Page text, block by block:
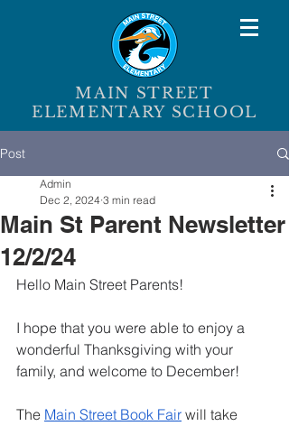
MAIN STREET
ELEMENTARY SCHOOL
Post
Main St Parent Newsletter
12/2/24
Admin
Dec 2, 2024 3 min read
Hello Main Street Parents!
I hope that you were able to enjoy a
wonderful Thanksgiving with your
family, and welcome to December!
The Main Street Book Fair will take